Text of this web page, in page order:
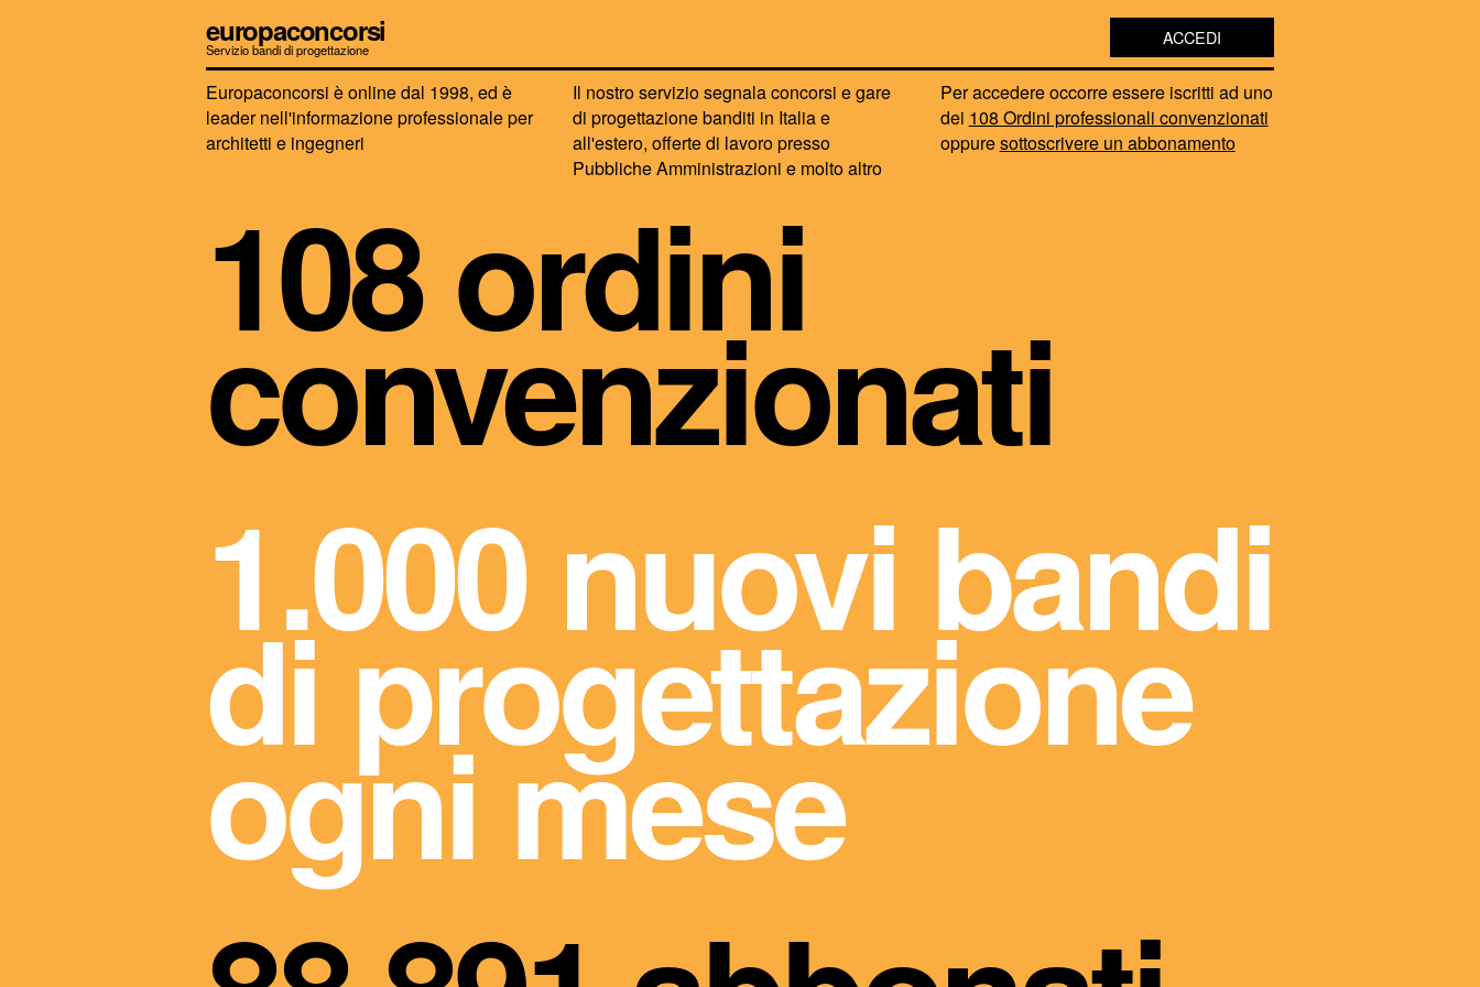
europaconcorsi
Servizio bandi di progettazione
ACCEDI
Europaconcorsi è online dal 1998, ed è
leader nell'informazione professionale per
architetti e ingegneri
Il nostro servizio segnala concorsi e gare
di progettazione banditi in Italia e
all'estero, offerte di lavoro presso
Pubbliche Amministrazioni e molto altro
Per accedere occorre essere iscritti ad uno
dei 108 Ordini professionali convenzionati
oppuresottoscrivere un abbonamento
108 ordini
convenzionati
1.000 nuovi bandi
di progettazione
ogni mese